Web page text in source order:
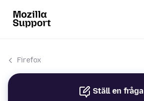
Firefox
Ställ en fråga